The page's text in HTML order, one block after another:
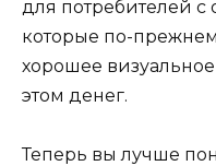
для потребителей
которые по-
хорошее
этом денег.
Теперь вы лучше